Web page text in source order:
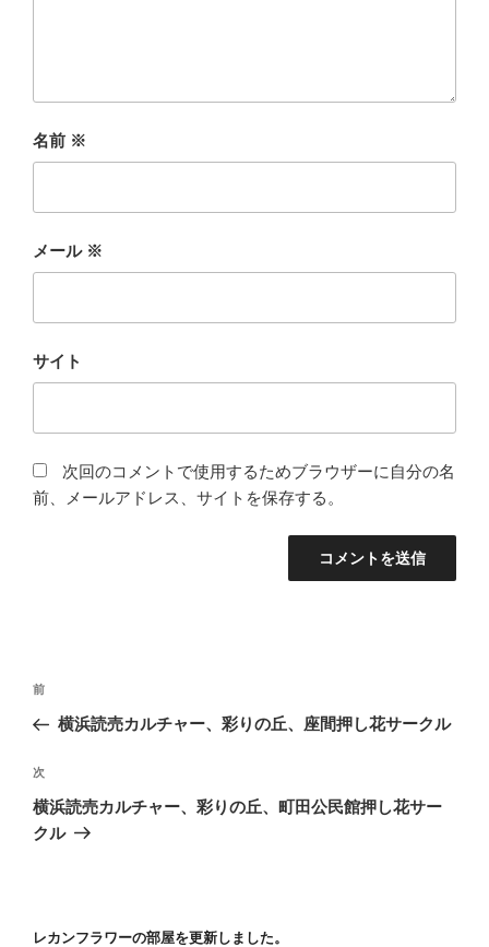
名前 ※
メール ※
サイト
次回のコメントで使用するためブラウザーに自分の名
前、メールアドレス、サイトを保存する。
投
ナ
ビ
ゲ
ー
前
の
稿
前
横浜読売カルチャー、彩りの丘、座間押し花サークル
次
の
投
次
横浜読売カルチャー、彩りの丘、町田公民館押し花サー
クル
レカンフラワーの部屋を更新しました。